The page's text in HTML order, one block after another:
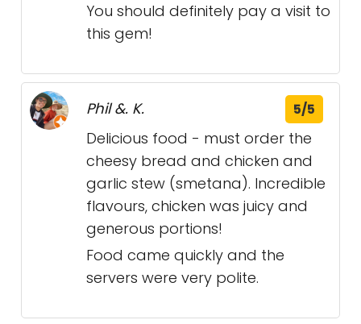
You should definitely pay a visit to
this gem!
Phil &. K. 5/5
Delicious food - must order the
cheesy bread and chicken and
garlic stew (smetana). Incredible
flavours, chicken was juicy and
generous portions!
Food came quickly and the
servers were very polite.